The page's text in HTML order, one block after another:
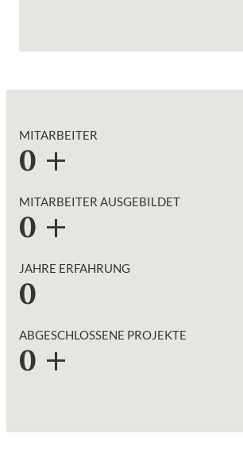
MITARBEITER
0 +
MITARBEITER AUSGEBILDET
0 +
JAHRE ERFAHRUNG
0
ABGESCHLOSSENE PROJEKTE
0 +